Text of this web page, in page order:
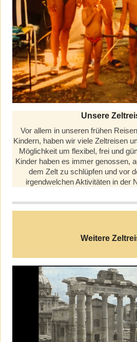
Unsere
Vor allem in unseren frühen
Kindern, haben wir viele Zeltreisen
Möglichkeit um flexibel, frei und
Kinder haben es immer genossen,
dem Zelt zu schlüpfen und vor
irgendwelchen Aktivitäten in der
Weitere